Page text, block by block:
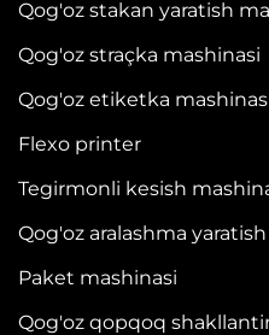
Qog'oz stakan yaratish
Qog'oz straçka mashinasi
Qog'oz etiketka
Flexo printer
Tegirmonli kesish
Qog'oz aralashma
Paket mashinasi
Qog'oz qopqoq